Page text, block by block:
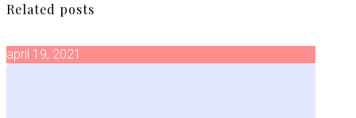
Related posts
april 19, 2021